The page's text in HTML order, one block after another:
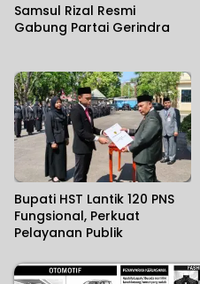
Samsul Rizal Resmi
Gabung Partai Gerindra
Bupati HST Lantik 120 PNS
Fungsional, Perkuat
Pelayanan Publik